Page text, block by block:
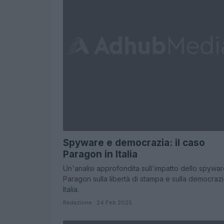
Spyware e democrazia: il caso
Paragon in Italia
Un'analisi approfondita sull'impatto dello
Paragon sulla libertà di stampa e sulla
Italia.
Redazione · 24 Feb 2025